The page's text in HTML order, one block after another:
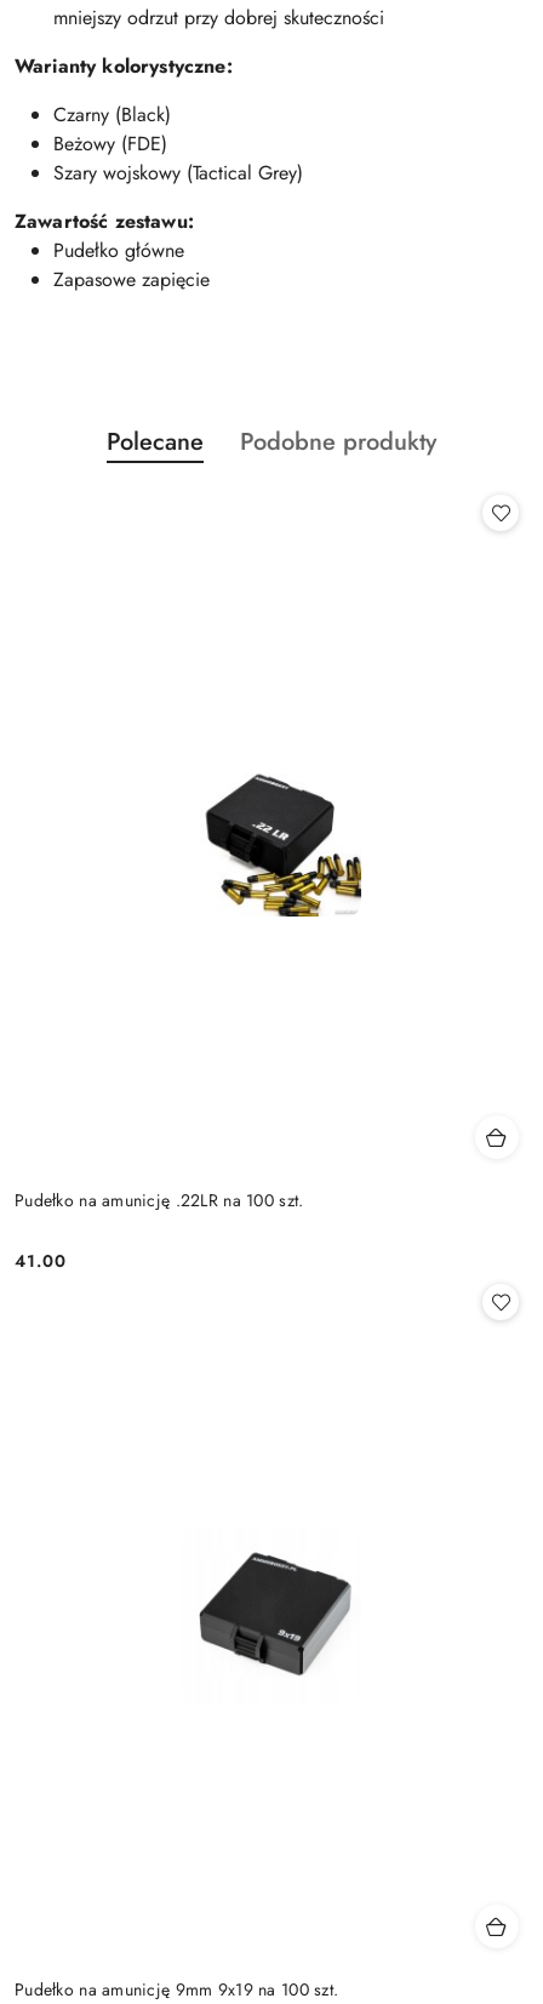
mniejszy odrzut przy dobrej skuteczności
Warianty kolorystyczne:
Czarny (Black)
Beżowy (FDE)
Szary wojskowy (Tactical Grey)
Zawartość zestawu:
Pudełko główne
Zapasowe zapięcie
Pomiń karuzelę produktów
Produkty
o
Polecane
Produkty
Podobne produkty
Pudełko na amunicję .22LR na 100 szt.
Cena:
41.00
Pudełko na amunicję 9mm 9x19 na 100 szt.